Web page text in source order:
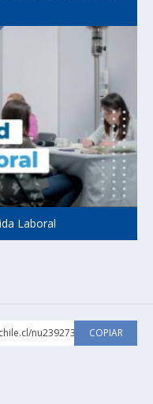
Laboral
nu239273 COPIAR